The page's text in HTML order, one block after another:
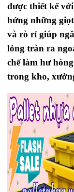
được thiết kế
hứng những
và rò rỉ giúp
lỏng tràn ra
chế làm hư
trong kho,